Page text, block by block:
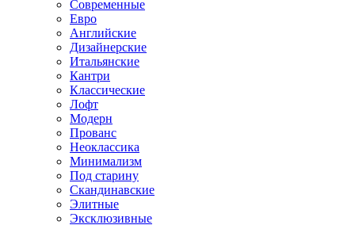
Современные
Евро
Английские
Дизайнерские
Итальянские
Кантри
Классические
Лофт
Модерн
Прованс
Неоклассика
Минимализм
Под старину
Скандинавские
Элитные
Эксклюзивные